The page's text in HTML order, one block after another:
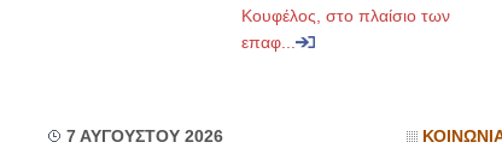
Κουφέλος, στο πλαίσιο των
επαφ...
7 ΑΥΓΟΥΣΤΟΥ 2026